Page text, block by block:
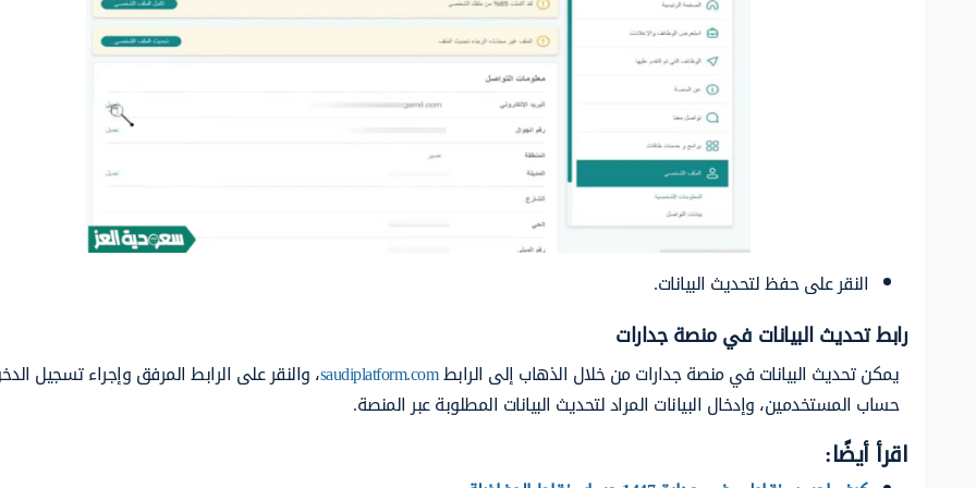
النقر على حفظ لتحديث البيانات.
رابط تحديث البيانات في منصة جدارات
يمكن تحديث البيانات في منصة جدارات من خلال الذهاب إلى الرابطsaudiplatform.com، والنقر على الرابط المرفق وإجراء تسجيل
حساب المستخدمين، وإدخال البيانات المراد لتحديث البيانات المطلوبة عبر المنصة.
اقرأ أيضًا: